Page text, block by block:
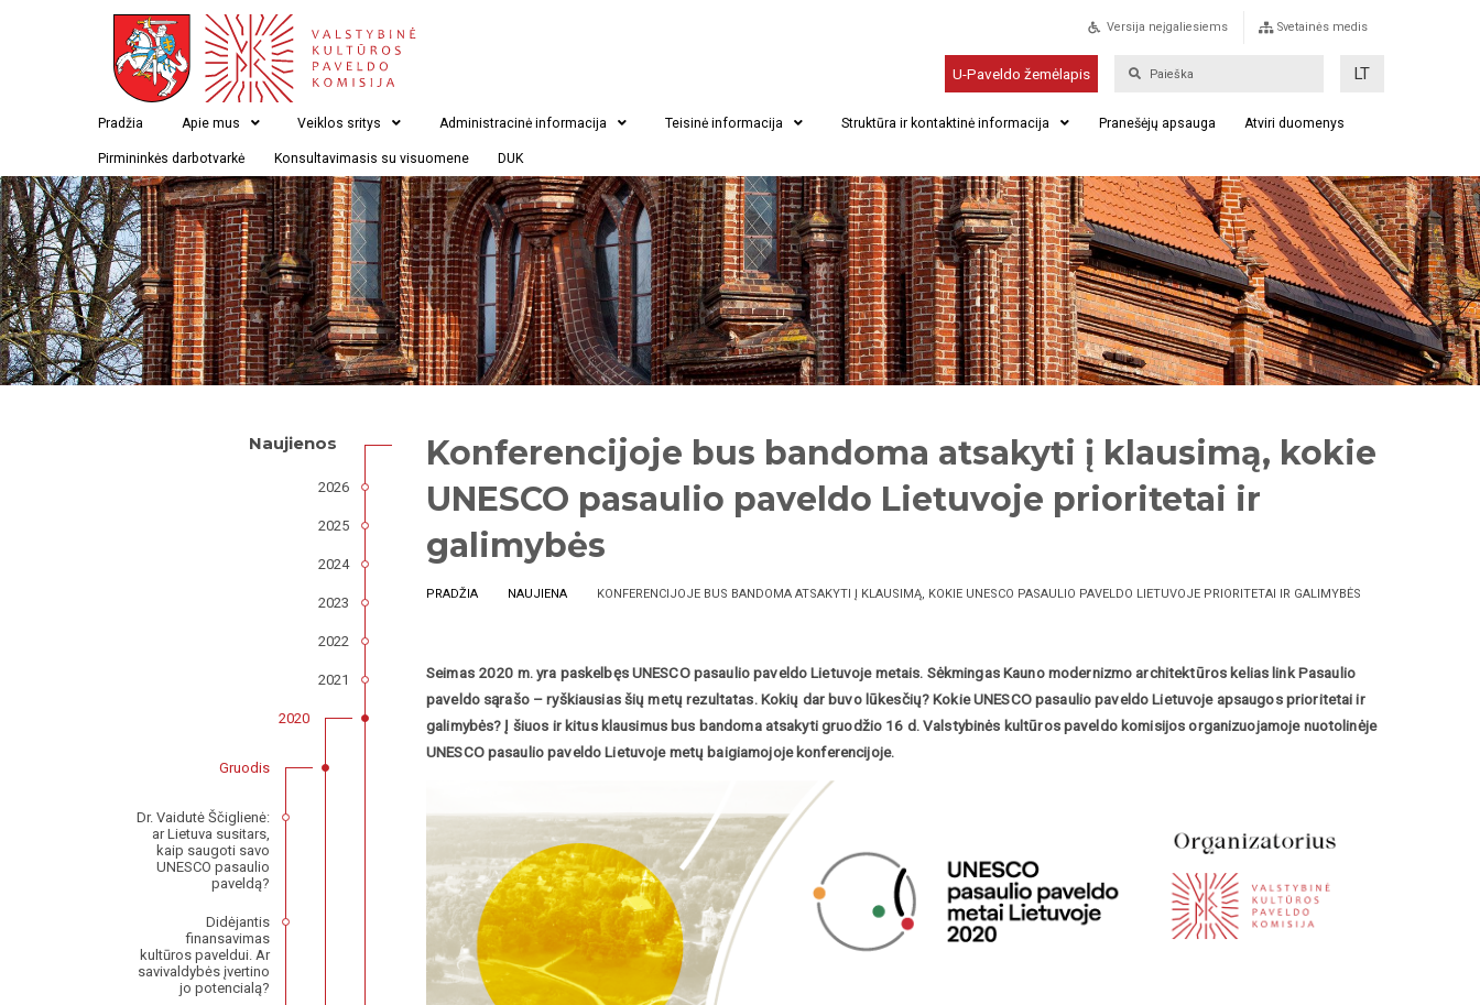
Versija neįgaliesiems Svetainės medis
U-Paveldo žemėlapis LT
Pradžia Apie mus Veiklos sritys Administracinė informacija Teisinė informacija Struktūra ir kontaktinė informacija Pranešėjų apsauga Atviri duomenys
Pirmininkės darbotvarkė Konsultavimasis su visuomene DUK
Konferencijoje bus bandoma atsakyti į klausimą, kokie
UNESCO pasaulio paveldo Lietuvoje prioritetai ir
galimybės
PRADŽIA NAUJIENA KONFERENCIJOJE BUS BANDOMA ATSAKYTI Į KLAUSIMĄ, KOKIE UNESCO PASAULIO PAVELDO LIETUVOJE PRIORITETAI IR GALIMYBĖS
Seimas 2020 m. yra paskelbęs UNESCO pasaulio paveldo Lietuvoje metais. Sėkmingas Kauno modernizmo architektūros kelias link Pasaulio
paveldo sąrašo – ryškiausias šių metų rezultatas. Kokių dar buvo lūkesčių? Kokie UNESCO pasaulio paveldo Lietuvoje apsaugos prioritetai ir
galimybės? Į šiuos ir kitus klausimus bus bandoma atsakyti gruodžio 16 d. Valstybinės kultūros paveldo komisijos organizuojamoje nuotolinėje
UNESCO pasaulio paveldo Lietuvoje metų baigiamojoje konferencijoje.
Naujienos
2026
2025
2024
2023
2022
2021
2020
Gruodis
Dr. Vaidutė Ščiglienė:
ar Lietuva susitars,
kaip saugoti savo
UNESCO pasaulio
paveldą?
Didėjantis
finansavimas
kultūros paveldui. Ar
savivaldybės įvertino
jo potencialą?